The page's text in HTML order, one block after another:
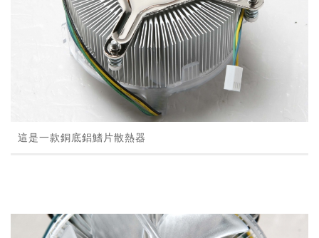
這是一款銅底鋁鰭片散熱器